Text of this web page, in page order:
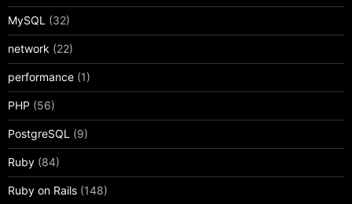
MySQL (32)
network (22)
performance (1)
PHP (56)
PostgreSQL (9)
Ruby (84)
Ruby on Rails (148)